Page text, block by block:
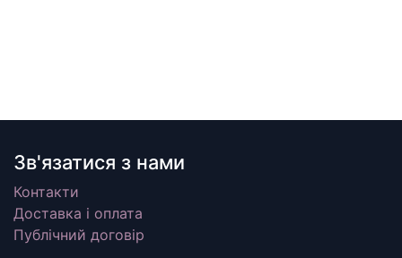
Зв'язатися з нами
Контакти
Доставка і оплата
Публічний договір